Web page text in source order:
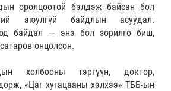
оролцоотой бэлдэж байсан бол
аюулгүй байдлын асуудал.
байдал — энэ бол зорилго биш,
онцолсон.
холбооны тэргүүн, доктор,
«Цаг хугацааны хэлхээ» ТББ-ын